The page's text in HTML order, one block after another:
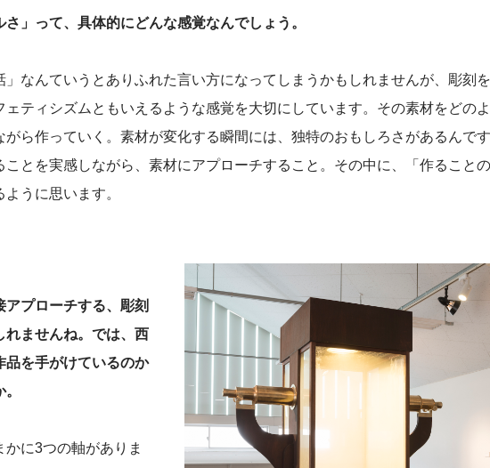
」って、具体的にどんな感覚なんでしょう。
」なんていうとありふれた言い方になってしまうかもしれませんが、彫刻
ェティシズムともいえるような感覚を大切にしています。その素材をどのよ
ら作っていく。素材が変化する瞬間には、独特のおもしろさがあるんです
ことを実感しながら、素材にアプローチすること。その中に、「作ることの
うに思います。
プローチする、彫刻
れませんね。では、西
品を手がけているのか
に3つの軸がありま